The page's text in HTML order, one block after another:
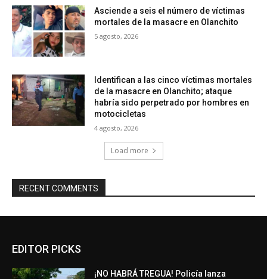
Asciende a seis el número de víctimas
mortales de la masacre en Olanchito
5 agosto, 2026
Identifican a las cinco víctimas mortales
de la masacre en Olanchito; ataque
habría sido perpetrado por hombres en
motocicletas
4 agosto, 2026
Load more
RECENT COMMENTS
EDITOR PICKS
¡NO HABRÁ TREGUA! Policía lanza